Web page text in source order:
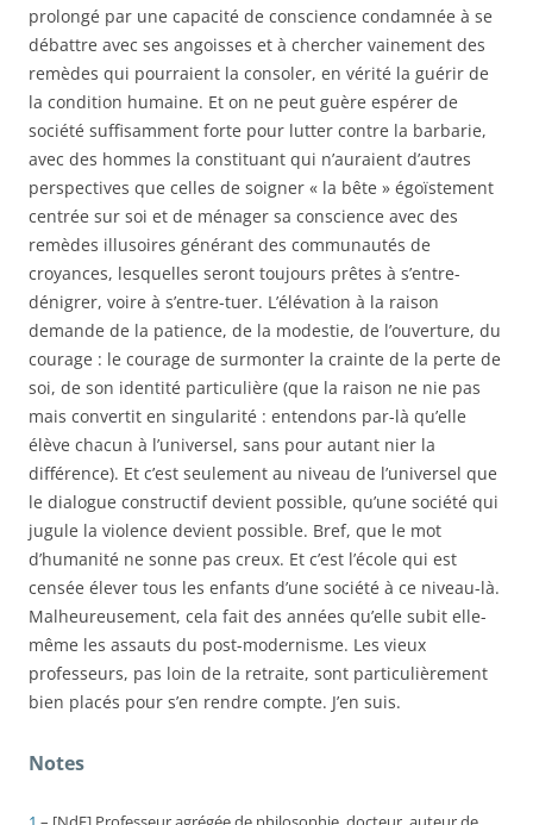
prolongé par une capacité de conscience condamnée à se
débattre avec ses angoisses et à chercher vainement des
remèdes qui pourraient la consoler, en vérité la guérir de
la condition humaine. Et on ne peut guère espérer de
société suffisamment forte pour lutter contre la barbarie,
avec des hommes la constituant qui n’auraient d’autres
perspectives que celles de soigner « la bête » égoïstement
centrée sur soi et de ménager sa conscience avec des
remèdes illusoires générant des communautés de
croyances, lesquelles seront toujours prêtes à s’entre-
dénigrer, voire à s’entre-tuer. L’élévation à la raison
demande de la patience, de la modestie, de l’ouverture, du
courage : le courage de surmonter la crainte de la perte de
soi, de son identité particulière (que la raison ne nie pas
mais convertit en singularité : entendons par-là qu’elle
élève chacun à l’universel, sans pour autant nier la
différence). Et c’est seulement au niveau de l’universel que
le dialogue constructif devient possible, qu’une société qui
jugule la violence devient possible. Bref, que le mot
d’humanité ne sonne pas creux. Et c’est l’école qui est
censée élever tous les enfants d’une société à ce niveau-là.
Malheureusement, cela fait des années qu’elle subit elle-
même les assauts du post-modernisme. Les vieux
professeurs, pas loin de la retraite, sont particulièrement
bien placés pour s’en rendre compte. J’en suis.
Notes